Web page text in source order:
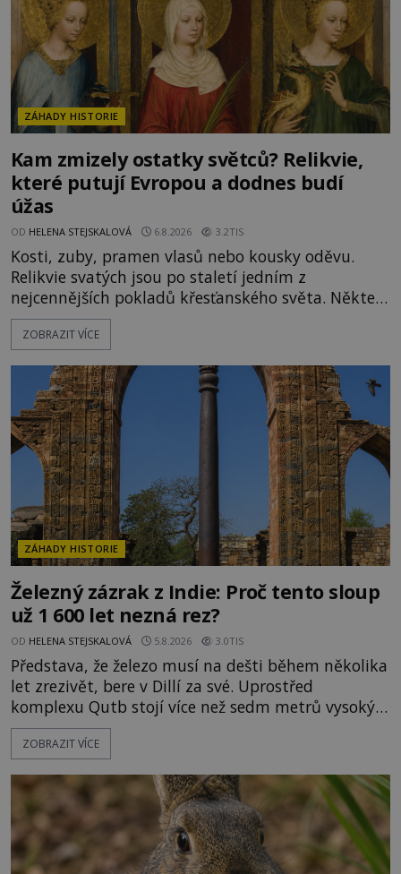
ZÁHADY HISTORIE
Kam zmizely ostatky světců? Relikvie,
které putují Evropou a dodnes budí
úžas
OD HELENA STEJSKALOVÁ 6.8.2026 3.2TIS
Kosti, zuby, pramen vlasů nebo kousky oděvu.
Relikvie svatých jsou po staletí jedním z
nejcennějších pokladů křesťanského světa. Některé
mají pečlivě doloženou historii, jiné provází
záhady, krádeže i nečekané objevy. Jejich osudy
o skutečné historické události. Ve středověké
Evropě mají relikvie mimořádnou hodnotu. Nejsou
jen předmětem úcty
ZOBRAZIT VÍCE
ZÁHADY HISTORIE
Železný zázrak z Indie: Proč tento sloup
už 1 600 let nezná rez?
OD HELENA STEJSKALOVÁ 5.8.2026 3.0TIS
Představa, že železo musí na dešti během několika
let zrezivět, bere v Dillí za své. Uprostřed
komplexu Qutb stojí více než sedm metrů vysoký
železný sloup, který už přibližně 1 600 let odolává
počasí s jen nepatrnými stopami koroze. Jeho
ztracených technologiích či tajemných
materiálech. Moderní metalurgie však ukazuje, že
skutečné vysvětlení je ješt
ZOBRAZIT VÍCE